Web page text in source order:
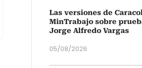
Las versiones de
MinTrabajo sobre
Jorge Alfredo Vargas
05/08/2026